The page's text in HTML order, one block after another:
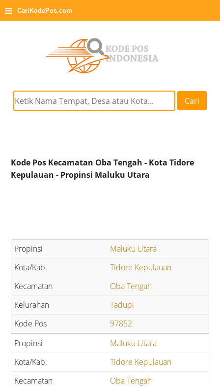
≡ CariKodePos.com
Cari
Kode Pos Kecamatan Oba Tengah - Kota Tidore
Kepulauan - Propinsi Maluku Utara
Maluku Utara
Tidore Kepulauan
Oba Tengah
Tadupi
97852
Maluku Utara
Tidore Kepulauan
Oba Tengah